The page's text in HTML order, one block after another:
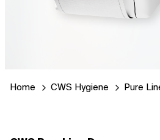
Home CWS Hygiene Pure